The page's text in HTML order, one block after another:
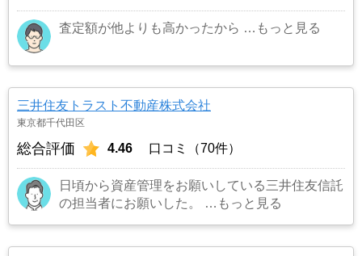
査定額が他よりも高かったから …もっと見る
三井住友トラスト不動産株式会社
東京都千代田区
総合評価 4.46 口コミ（70件）
日頃から資産管理をお願いしている三井住友信託
の担当者にお願いした。
…もっと見る